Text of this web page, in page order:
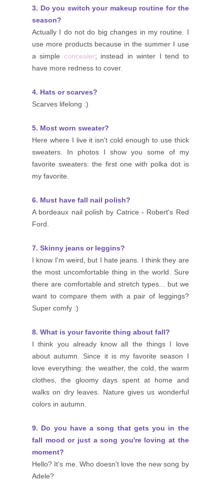
3. Do you switch your makeup routine for the
season?
Actually I do not do big changes in my routine. I
use more products because in the summer I use
a simple concealer; instead in winter I tend to
have more redness to cover.
4. Hats or scarves?
Scarves lifelong :)
5. Most worn sweater?
Here where I live it isn't cold enough to use thick
sweaters. In photos I show you some of my
favorite sweaters: the first one with polka dot is
my favorite.
6. Must have fall nail polish?
A bordeaux nail polish by Catrice - Robert's Red
Ford.
7. Skinny jeans or leggins?
I know I'm weird, but I hate jeans. I think they are
the most uncomfortable thing in the world. Sure
there are comfortable and stretch types... but we
want to compare them with a pair of leggings?
Super comfy :)
8. What is your favorite thing about fall?
I think you already know all the things I love
about autumn. Since it is my favorite season I
love everything: the weather, the cold, the warm
clothes, the gloomy days spent at home and
walks on dry leaves. Nature gives us wonderful
colors in autumn.
9. Do you have a song that gets you in the
fall mood or just a song you're loving at the
moment?
Hello? It's me. Who doesn't love the new song by
Adele?